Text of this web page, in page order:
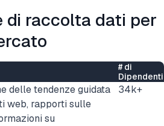
di raccolta dati per
# di
Dipendenti
delle tendenze guidata
web, rapporti sulle
su
34k+